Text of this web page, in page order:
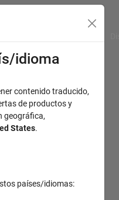
idioma
contenido traducido,
de productos y
geográfica,
States.
países/idiomas: